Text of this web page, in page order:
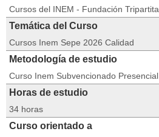
Cursos del INEM - Fundación Tripartita
Temática del Curso
Cursos Inem Sepe 2026 Calidad
Metodología de estudio
Curso Inem Subvencionado Presencial
Horas de estudio
34 horas
Curso orientado a